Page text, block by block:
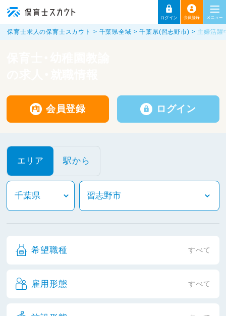
保育士求人の保育士スカウト 千葉県全域 千葉県(習志野市) 主婦活躍
会員登録 ログイン
エリア 駅から
希望職種 すべて
雇用形態 すべて